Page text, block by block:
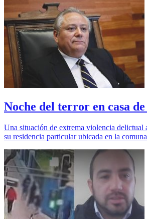
Noche del terror en casa
Una situación de extrema violencia delictual
su residencia particular ubicada en la comuna